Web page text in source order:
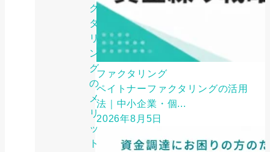
ク
タ
リ
ン
グ
の
メ
リ
ッ
ト
ファクタリング
ペイトナーファクタリングの活用
法｜中小企業・個...
2026年8月5日